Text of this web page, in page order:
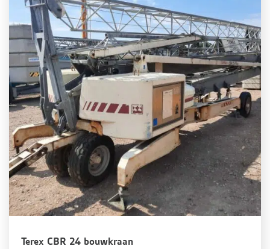
Terex CBR 24 bouwkraan